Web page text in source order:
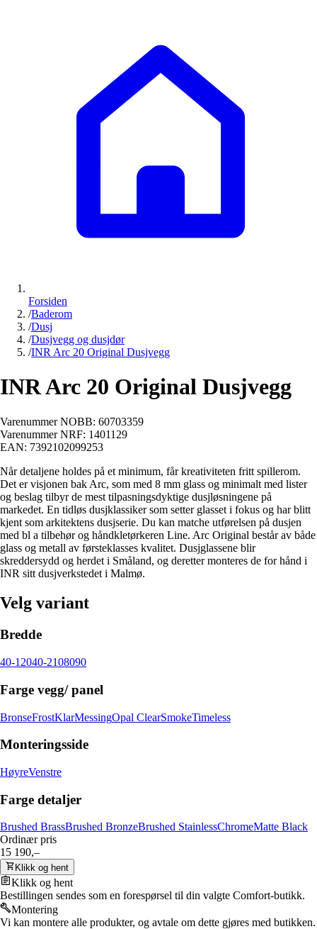
Forsiden
/Baderom
/Dusj
/Dusjvegg og dusjdør
/INR Arc 20 Original Dusjvegg
INR Arc 20 Original Dusjvegg
Varenummer NOBB: 60703359
Varenummer NRF: 1401129
EAN: 7392102099253
Når detaljene holdes på et minimum, får kreativiteten fritt spillerom.
Det er visjonen bak Arc, som med 8 mm glass og minimalt med lister
og beslag tilbyr de mest tilpasningsdyktige dusjløsningene på
markedet. En tidløs dusjklassiker som setter glasset i fokus og har blitt
kjent som arkitektens dusjserie. Du kan matche utførelsen på dusjen
med bl a tilbehør og håndkletørkeren Line. Arc Original består av både
glass og metall av førsteklasses kvalitet. Dusjglassene blir
skreddersydd og herdet i Småland, og deretter monteres de for hånd i
INR sitt dusjverkstedet i Malmø.
Velg variant
Bredde
40-12040-2108090
Farge vegg/ panel
BronseFrostKlarMessingOpal ClearSmokeTimeless
Monteringsside
HøyreVenstre
Farge detaljer
Brushed BrassBrushed BronzeBrushed StainlessChromeMatte Black
Ordinær pris
15 190,–
Klikk og hent
Klikk og hent
Bestillingen sendes som en forespørsel til din valgte Comfort-butikk.
Montering
Vi kan montere alle produkter, og avtale om dette gjøres med butikken.